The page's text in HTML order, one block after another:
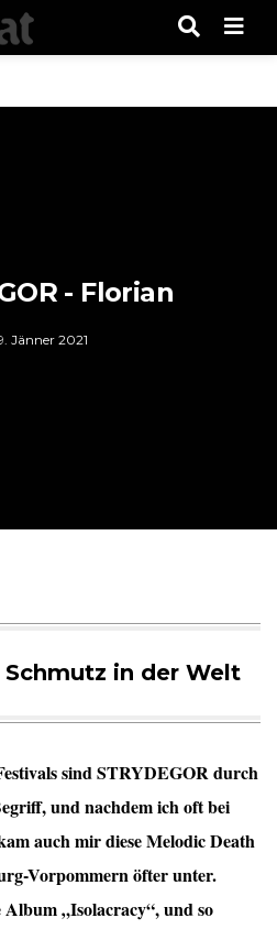
- Florian
Jänner 2021
in der Welt
sind STRYDEGOR durch
und nachdem ich oft bei
auch mir diese Melodic Death
Vorpommern öfter unter.
„Isolacracy“, und so